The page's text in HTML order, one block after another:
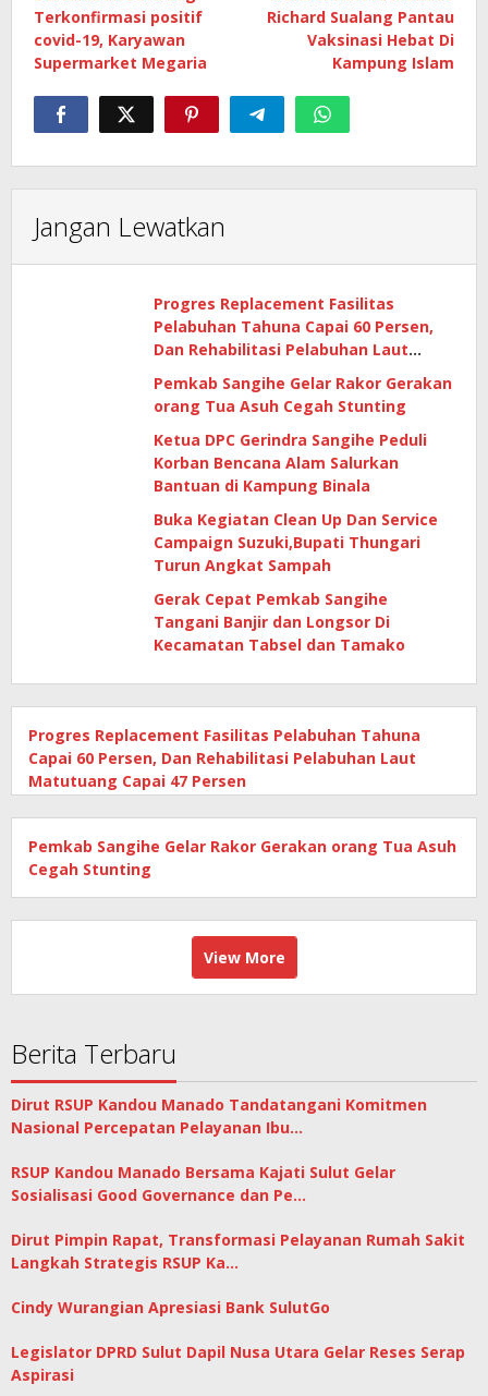
Terkonfirmasi positif
covid-19, Karyawan
Supermarket Megaria
Richard Sualang Pantau
Vaksinasi Hebat Di
Kampung Islam
Jangan Lewatkan
Progres Replacement Fasilitas
Pelabuhan Tahuna Capai 60 Persen,
Dan Rehabilitasi Pelabuhan Laut
Pemkab Sangihe Gelar Rakor Gerakan
orang Tua Asuh Cegah Stunting
Ketua DPC Gerindra Sangihe Peduli
Korban Bencana Alam Salurkan
Bantuan di Kampung Binala
Buka Kegiatan Clean Up Dan Service
Campaign Suzuki,Bupati Thungari
Turun Angkat Sampah
Gerak Cepat Pemkab Sangihe
Tangani Banjir dan Longsor Di
Kecamatan Tabsel dan Tamako
Progres Replacement Fasilitas Pelabuhan Tahuna
Capai 60 Persen, Dan Rehabilitasi Pelabuhan Laut
Matutuang Capai 47 Persen
Pemkab Sangihe Gelar Rakor Gerakan orang Tua Asuh
Cegah Stunting
View More
Berita Terbaru
Dirut RSUP Kandou Manado Tandatangani Komitmen
Nasional Percepatan Pelayanan Ibu…
RSUP Kandou Manado Bersama Kajati Sulut Gelar
Sosialisasi Good Governance dan Pe…
Dirut Pimpin Rapat, Transformasi Pelayanan Rumah Sakit
Langkah Strategis RSUP Ka…
Cindy Wurangian Apresiasi Bank SulutGo
Legislator DPRD Sulut Dapil Nusa Utara Gelar Reses Serap
Aspirasi